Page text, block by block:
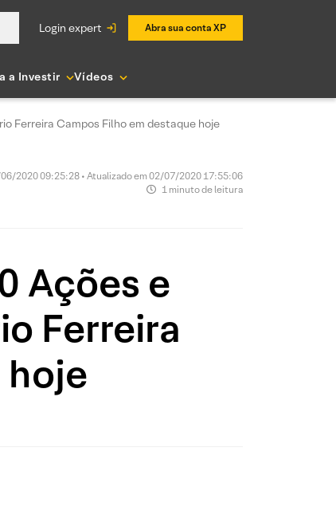
login expert Abra sua conta XP
a Investir Vídeos
Ferreira Campos Filho em destaque hoje
2020 09:25:28 • Atualizado em 02/07/2020 17:55:06
1 minuto de leitura
Ações e
Ferreira
hoje